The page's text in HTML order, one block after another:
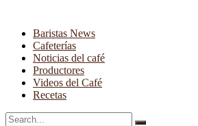
Baristas News
Cafeterías
Noticias del café
Productores
Videos del Café
Recetas